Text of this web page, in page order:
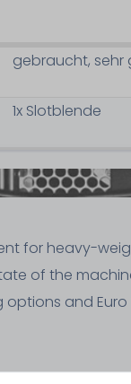
gebraucht, sehr
1x Slotblende
for heavy-
of the
and Euro